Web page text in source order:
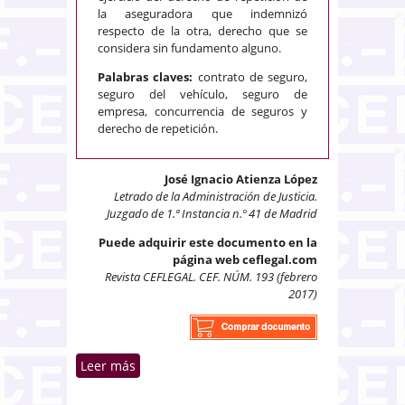
la aseguradora que indemnizó
respecto de la otra, derecho que se
considera sin fundamento alguno.
Palabras claves: contrato de seguro,
seguro del vehículo, seguro de
empresa, concurrencia de seguros y
derecho de repetición.
José Ignacio Atienza López
Letrado de la Administración de Justicia.
Juzgado de 1.ª Instancia n.º 41 de Madrid
Puede adquirir este documento en la
página web ceflegal.com
Revista CEFLEGAL. CEF. NÚM. 193 (febrero
2017)
Leer más